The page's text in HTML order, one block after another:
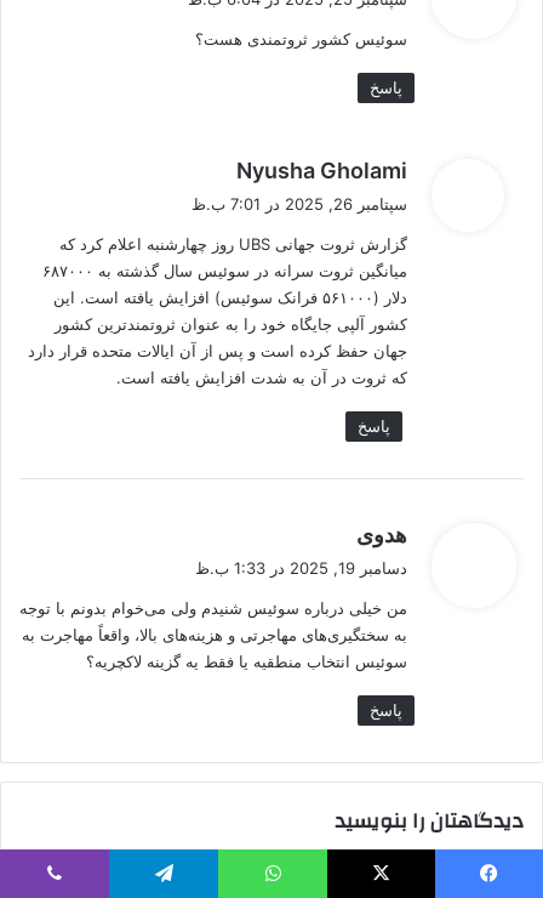
:
سوئیس کشور ثروتمندی هست؟
پاسخ
Nyusha Gholami
ف
:
سپتامبر 26, 2025 در 7:01 ب.ظ
گزارش ثروت جهانی UBS روز چهارشنبه اعلام کرد که
میانگین ثروت سرانه در سوئیس سال گذشته به ۶۸۷۰۰۰
دلار (۵۶۱۰۰۰ فرانک سوئیس) افزایش یافته است. این
کشور آلپی جایگاه خود را به عنوان ثروتمندترین کشور
جهان حفظ کرده است و پس از آن ایالات متحده قرار دارد
که ثروت در آن به شدت افزایش یافته است.
پاسخ
هدوی
ف
:
دسامبر 19, 2025 در 1:33 ب.ظ
من خیلی درباره سوئیس شنیدم ولی می‌خوام بدونم با توجه
به سختگیری‌های مهاجرتی و هزینه‌های بالا، واقعاً مهاجرت به
سوئیس انتخاب منطقیه یا فقط یه گزینه لاکچریه؟
پاسخ
دیدگاهتان را بنویسید